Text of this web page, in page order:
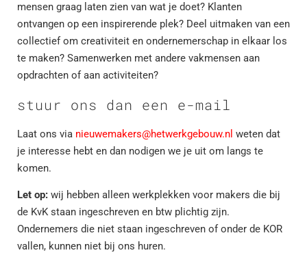
mensen graag laten zien van wat je doet? Klanten
ontvangen op een inspirerende plek? Deel uitmaken van een
collectief om creativiteit en ondernemerschap in elkaar los
te maken? Samenwerken met andere vakmensen aan
opdrachten of aan activiteiten?
stuur ons dan een e-mail
Laat ons via nieuwemakers@hetwerkgebouw.nl weten dat
je interesse hebt en dan nodigen we je uit om langs te
komen.
Let op: wij hebben alleen werkplekken voor makers die bij
de KvK staan ingeschreven en btw plichtig zijn.
Ondernemers die niet staan ingeschreven of onder de KOR
vallen, kunnen niet bij ons huren.